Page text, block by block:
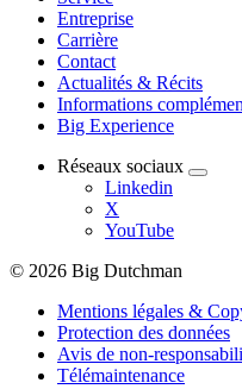
Entreprise
Carrière
Contact
Actualités & Récits
Informations
Big Experience
Réseaux sociaux
Linkedin
X
YouTube
© 2026 Big Dutchman
Mentions légales &
Protection des données
Avis de non-
Télémaintenance